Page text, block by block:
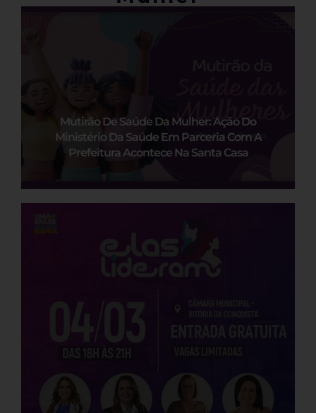
Mutirão De Saúde Da Mulher: Ação Do
Ministério Da Saúde Em Parceria Com A
Prefeitura Acontece Na Santa Casa